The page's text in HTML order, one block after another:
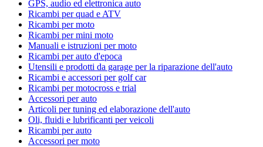
GPS, audio ed elettronica auto
Ricambi per quad e ATV
Ricambi per moto
Ricambi per mini moto
Manuali e istruzioni per moto
Ricambi per auto d'epoca
Utensili e prodotti da garage per la riparazione dell'auto
Ricambi e accessori per golf car
Ricambi per motocross e trial
Accessori per auto
Articoli per tuning ed elaborazione dell'auto
Oli, fluidi e lubrificanti per veicoli
Ricambi per auto
Accessori per moto